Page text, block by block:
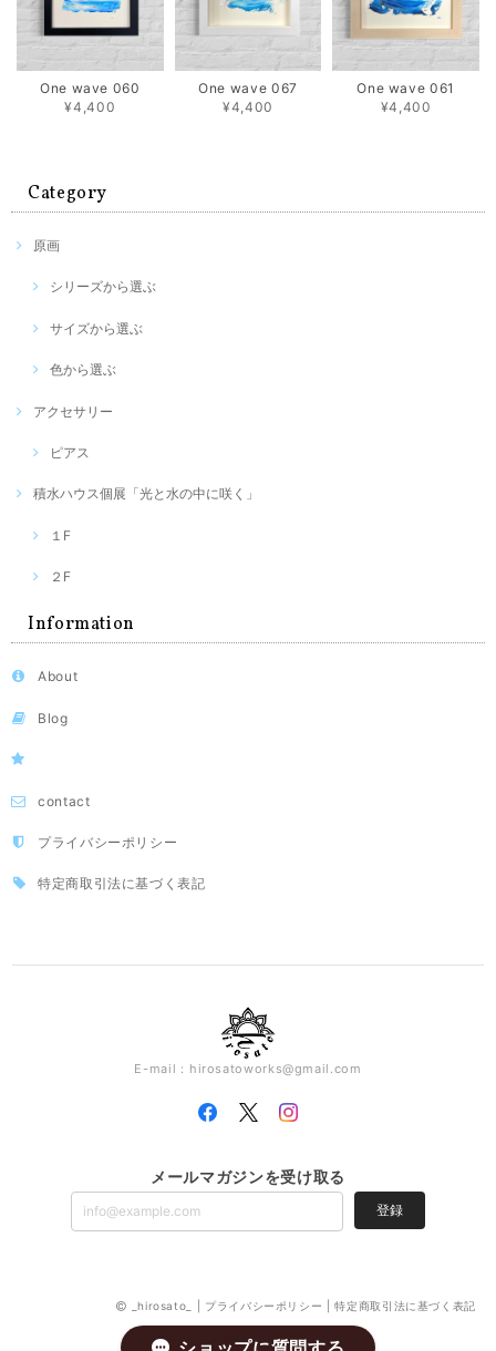
One wave 060
¥4,400
One wave 067
¥4,400
One wave 061
¥4,400
Category
原画
シリーズから選ぶ
サイズから選ぶ
色から選ぶ
アクセサリー
ピアス
積水ハウス個展「光と水の中に咲く」
１F
２F
Information
About
Blog
contact
プライバシーポリシー
特定商取引法に基づく表記
E-mail： hirosatoworks@gmail.com
メールマガジンを受け取る
登録
_hirosato_ | プライバシーポリシー |特定商取引法に基づく表記